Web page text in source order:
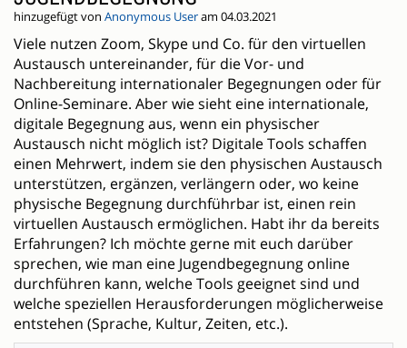
hinzugefügt von Anonymous Useram 04.03.2021
Viele nutzen Zoom, Skype und Co. für den virtuellen
Austausch untereinander, für die Vor- und
Nachbereitung internationaler Begegnungen oder für
Online-Seminare. Aber wie sieht eine internationale,
digitale Begegnung aus, wenn ein physischer
Austausch nicht möglich ist? Digitale Tools schaffen
einen Mehrwert, indem sie den physischen Austausch
unterstützen, ergänzen, verlängern oder, wo keine
physische Begegnung durchführbar ist, einen rein
virtuellen Austausch ermöglichen. Habt ihr da bereits
Erfahrungen? Ich möchte gerne mit euch darüber
sprechen, wie man eine Jugendbegegnung online
durchführen kann, welche Tools geeignet sind und
welche speziellen Herausforderungen möglicherweise
entstehen (Sprache, Kultur, Zeiten, etc.).